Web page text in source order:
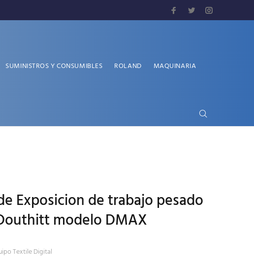
SUMINISTROS Y CONSUMIBLES ROLAND MAQUINARIA
Exposicion de trabajo pesado
modelo DMAX
Textile Digital